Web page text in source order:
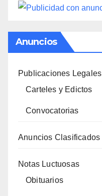
Anuncios
Publicaciones Legales
Carteles y Edictos
Convocatorias
Anuncios Clasificados
Notas Luctuosas
Obituarios